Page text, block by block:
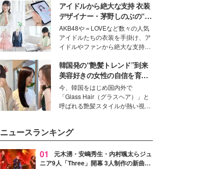
モデル・愛甲ひかりさんと橋下美
好さんを迎えて本音で女子会トー
ク。猛暑のお出かけを快適に過ご
すヒントや、2人が感動した夏の
生理の新常識にも迫りました。
アイドルから絶大な支持 衣装
デザイナー・茅野しのぶの“可
愛い”を作る美学＜「シチズン
クロスシー」インタビュー＞
AKB48や＝LOVEなど数々の人気
アイドルたちの衣装を手掛け、ア
イドルやファンから絶大な支持を
取締役兼クリエイティブディレク
ター・茅野しのぶ。一人ひとりの
個性に寄り添い、魅力を引き出す
衣装作りは、多くの女性たちに勇
気と自信を与え続けている。
韓国発の“艶髪トレンド”到来
美容好きの女性の自信を育む
「ヘアケア事情」って？
今、韓国をはじめ国内外で
「Glass Hair（グラスヘア）」と
呼ばれる艶髪スタイルが熱い視線
して、“髪そのものの美しさ”に改
めて注目する人が増えている様
子。今回は、そんな憧れの艶やか
な髪を日常で叶える、美容好きの
ニュースランキング
01
元木湧・安嶋秀生・内村颯太らジュ
ニア9人「Three」開幕 3人制作の新曲＆